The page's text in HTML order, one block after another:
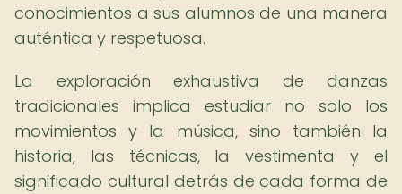
conocimientos a sus alumnos de una manera
auténtica y respetuosa.
La exploración exhaustiva de danzas
tradicionales implica estudiar no solo los
movimientos y la música, sino también la
historia, las técnicas, la vestimenta y el
significado cultural detrás de cada forma de